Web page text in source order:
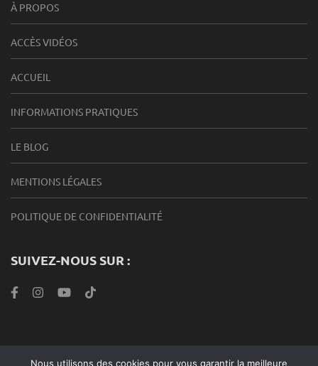
À PROPOS
ACCÈS VIDÉOS
ACCUEIL
INFORMATIONS PRATIQUES
LE BLOG
MENTIONS LÉGALES
POLITIQUE DE CONFIDENTIALITÉ
SUIVEZ-NOUS SUR :
Nous utilisons des cookies pour vous garantir la meilleure